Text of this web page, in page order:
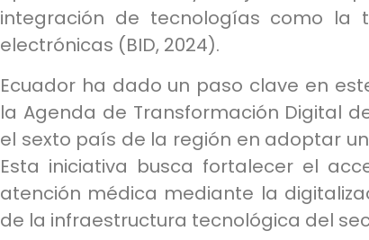
integración de tecnologías como la
electrónicas (BID, 2024).
Ecuador ha dado un paso clave en
la Agenda de Transformación Digital
el sexto país de la región en adoptar
Esta iniciativa busca fortalecer el
atención médica mediante la
de la infraestructura tecnológica del